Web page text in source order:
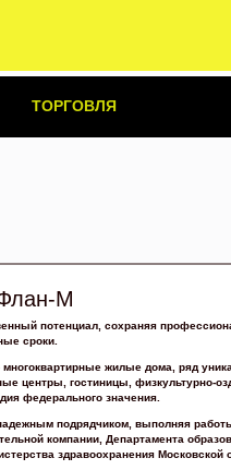
ТОРГОВЛЯ
М
потенциал, сохраняя
сроки.
жилые дома, ряд
центры, гостиницы, физкультурно-
федерального значения.
подрядчиком, выполняя
компании, Департамента
здравоохранения Московской